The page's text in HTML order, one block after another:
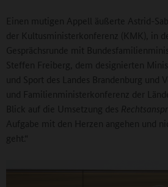
Einen mutigen Appell äußerte Astrid-
der Kultusministerkonferenz (KMK), in
Gesprächsrunde mit
Steffen Freiberg, dem designierten
und Sport des Landes Brandenburg und
und Familienministerkonferenz der
Blick auf die Umsetzung des
Aufgabe mit den Herzen angehen und
geht.“